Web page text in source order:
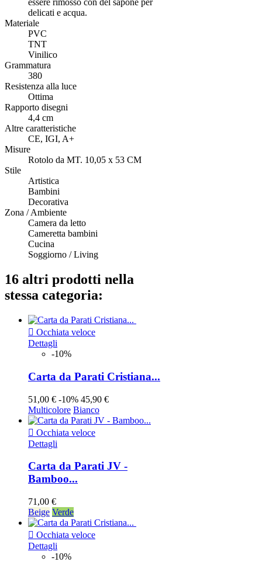
essere rimosso con del sapone per
delicati e acqua.
Materiale
PVC
TNT
Vinilico
Grammatura
380
Resistenza alla luce
Ottima
Rapporto disegni
4,4 cm
Altre caratteristiche
CE, IGI, A+
Misure
Rotolo da MT. 10,05 x 53 CM
Stile
Artistica
Bambini
Decorativa
Zona / Ambiente
Camera da letto
Cameretta bambini
Cucina
Soggiorno / Living
16 altri prodotti nella
stessa categoria:
 Occhiata veloce
Dettagli
-10%
Carta da Parati Cristiana...
51,00 € -10% 45,90 €
Multicolore Bianco
 Occhiata veloce
Dettagli
Carta da Parati JV -
Bamboo...
71,00 €
Beige Verde
 Occhiata veloce
Dettagli
-10%